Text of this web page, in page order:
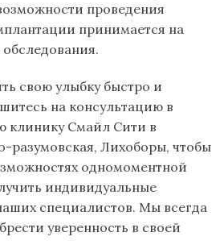
проведения
принимается на
свою улыбку быстро и
на консультацию в
клинику Смайл Сити в
разумовская, Лихоборы, чтобы
одномоментной
индивидуальные
специалистов. Мы всегда
уверенность в своей